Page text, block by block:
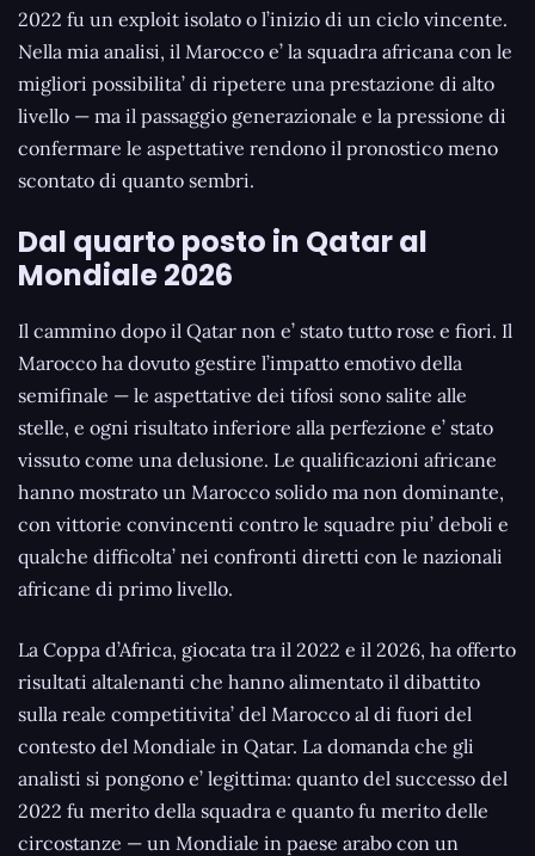
2022 fu un exploit isolato o l’inizio di un ciclo vincente.
Nella mia analisi, il Marocco e’ la squadra africana con le
migliori possibilita’ di ripetere una prestazione di alto
livello — ma il passaggio generazionale e la pressione di
confermare le aspettative rendono il pronostico meno
scontato di quanto sembri.
Dal quarto posto in Qatar al
Mondiale 2026
Il cammino dopo il Qatar non e’ stato tutto rose e fiori. Il
Marocco ha dovuto gestire l’impatto emotivo della
semifinale — le aspettative dei tifosi sono salite alle
stelle, e ogni risultato inferiore alla perfezione e’ stato
vissuto come una delusione. Le qualificazioni africane
hanno mostrato un Marocco solido ma non dominante,
con vittorie convincenti contro le squadre piu’ deboli e
qualche difficolta’ nei confronti diretti con le nazionali
africane di primo livello.
La Coppa d’Africa, giocata tra il 2022 e il 2026, ha offerto
risultati altalenanti che hanno alimentato il dibattito
sulla reale competitivita’ del Marocco al di fuori del
contesto del Mondiale in Qatar. La domanda che gli
analisti si pongono e’ legittima: quanto del successo del
2022 fu merito della squadra e quanto fu merito delle
circostanze — un Mondiale in paese arabo con un